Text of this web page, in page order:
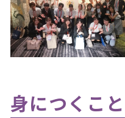
身につくこと